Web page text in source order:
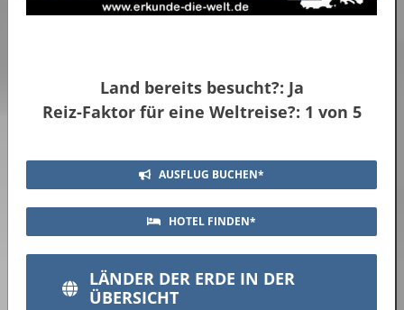
Land bereits besucht?: Ja
Reiz-Faktor für eine Weltreise?: 1 von 5
AUSFLUG BUCHEN*
HOTEL FINDEN*
LÄNDER DER ERDE IN DER
ÜBERSICHT